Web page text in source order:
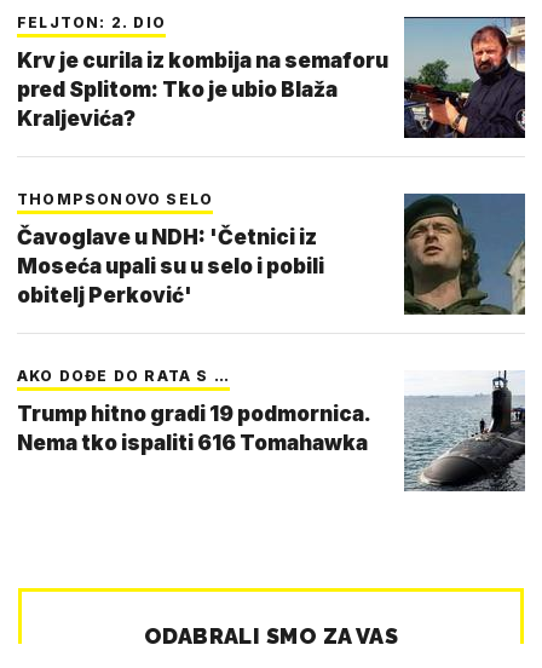
FELJTON: 2. DIO
Krv je curila iz kombija na semaforu
pred Splitom: Tko je ubio Blaža
Kraljevića?
THOMPSONOVO SELO
Čavoglave u NDH: 'Četnici iz
Moseća upali su u selo i pobili
obitelj Perković'
AKO DOĐE DO RATA S …
Trump hitno gradi 19 podmornica.
Nema tko ispaliti 616 Tomahawka